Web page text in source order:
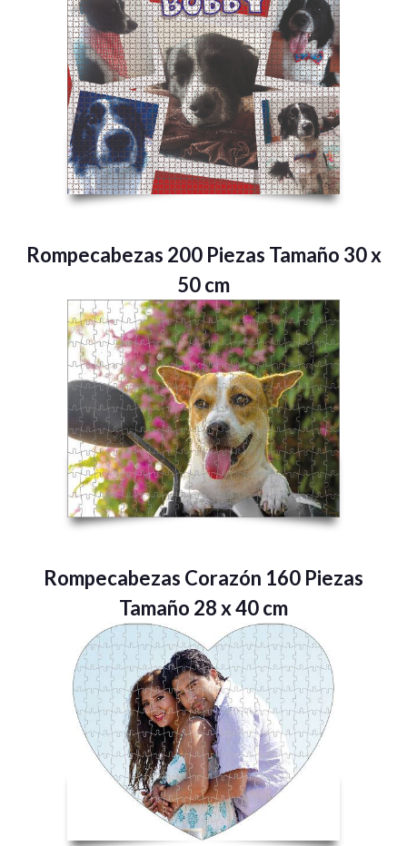
Rompecabezas 200 Piezas Tamaño 30 x
50 cm
Rompecabezas Corazón 160 Piezas
Tamaño 28 x 40 cm